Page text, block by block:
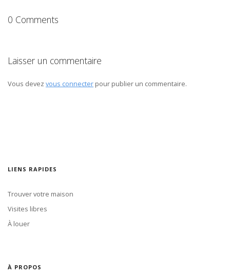
0 Comments
Laisser un commentaire
Vous devez vous connecter pour publier un commentaire.
LIENS RAPIDES
Trouver votre maison
Visites libres
À louer
À PROPOS